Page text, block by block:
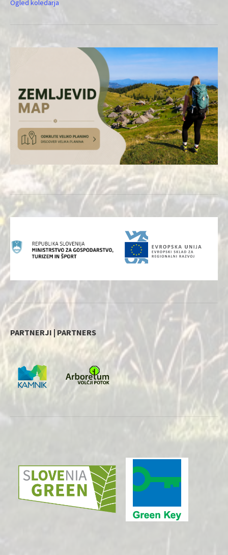
Ogled koledarja
PARTNERJI | PARTNERS